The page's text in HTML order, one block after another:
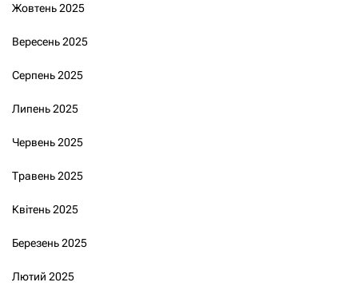
Жовтень 2025
Вересень 2025
Серпень 2025
Липень 2025
Червень 2025
Травень 2025
Квітень 2025
Березень 2025
Лютий 2025